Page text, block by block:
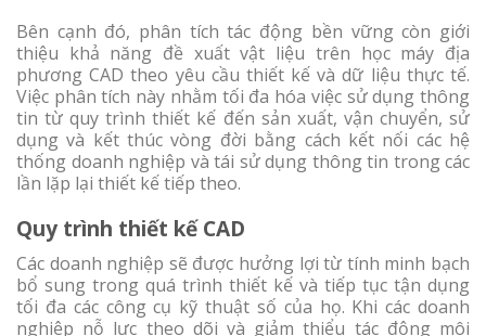
Bên cạnh đó, phân tích tác động bền vững còn giới
thiệu khả năng đề xuất vật liệu trên học máy địa
phương CAD theo yêu cầu thiết kế và dữ liệu thực tế.
Việc phân tích này nhằm tối đa hóa việc sử dụng thông
tin từ quy trình thiết kế đến sản xuất, vận chuyển, sử
dụng và kết thúc vòng đời bằng cách kết nối các hệ
thống doanh nghiệp và tái sử dụng thông tin trong các
lần lặp lại thiết kế tiếp theo.
Quy trình thiết kế CAD
Các doanh nghiệp sẽ được hưởng lợi từ tính minh bạch
bổ sung trong quá trình thiết kế và tiếp tục tận dụng
tối đa các công cụ kỹ thuật số của họ. Khi các doanh
nghiệp nỗ lực theo dõi và giảm thiểu tác động môi